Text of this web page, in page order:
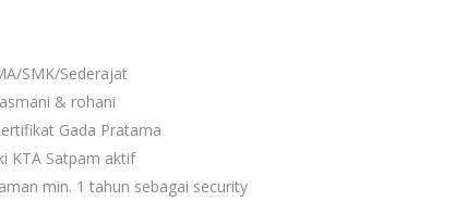
SMK/Sederajat
& rohani
Gada Pratama
KTA Satpam aktif
min. 1 tahun sebagai security